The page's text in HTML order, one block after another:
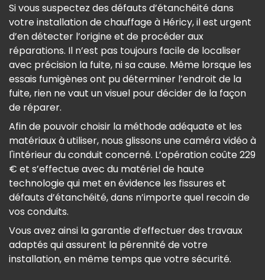
Si vous suspectez des défauts d’étanchéité dans
votre installation de chauffage à Héricy, il est urgent
d’en détecter l’origine et de procéder aux
réparations. Il n’est pas toujours facile de localiser
avec précision la fuite, ni sa cause. Même lorsque les
essais fumigènes ont pu déterminer l’endroit de la
fuite, rien ne vaut un visuel pour décider de la façon
de réparer.
Afin de pouvoir choisir la méthode adéquate et les
matériaux à utiliser, nous glissons une caméra vidéo à
l'intérieur du conduit concerné. L’opération coûte 229
€ et s’effectue avec du matériel de haute
technologie qui met en évidence les fissures et
défauts d’étanchéité, dans n’importe quel recoin de
vos conduits.
Vous avez ainsi la garantie d’effectuer des travaux
adaptés qui assurent la pérennité de votre
installation, en même temps que votre sécurité.